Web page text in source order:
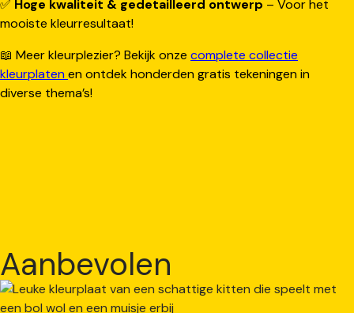
✅ Hoge kwaliteit & gedetailleerd ontwerp – Voor het
mooiste kleurresultaat!
📖 Meer kleurplezier? Bekijk onze complete collectie
kleurplatenen ontdek honderden gratis tekeningen in
diverse thema’s!
Aanbevolen